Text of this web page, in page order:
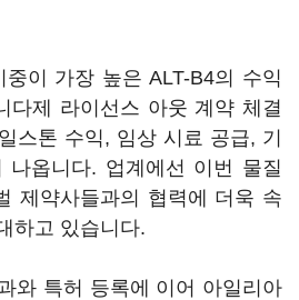
이 가장 높은 ALT-B4의 수익
다제 라이선스 아웃 계약 체결
스톤 수익, 임상 시료 공급, 기
옵니다. 업계에선 이번 물질
제약사들과의 협력에 더욱 속
하고 있습니다.
와 특허 등록에 이어 아일리아